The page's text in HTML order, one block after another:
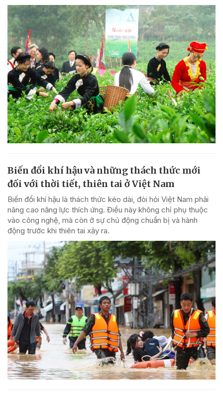
Biến đổi khí hậu và những thách thức mới
đối với thời tiết, thiên tai ở Việt Nam
Biến đổi khí hậu là thách thức kéo dài, đòi hỏi Việt Nam phải
nâng cao năng lực thích ứng. Điều này không chỉ phụ thuộc
vào công nghệ, mà còn ở sự chủ động chuẩn bị và hành
động trước khi thiên tai xảy ra.